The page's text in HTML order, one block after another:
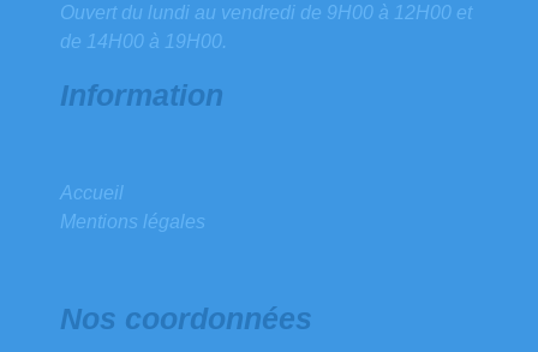
Ouvert du lundi au vendredi de 9H00 à 12H00 et
de 14H00 à 19H00.
Information
Accueil
Mentions légales
Nos coordonnées